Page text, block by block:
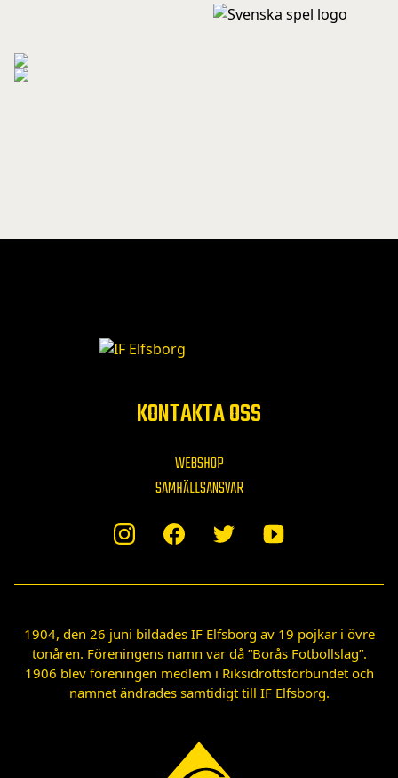
KONTAKTA OSS
WEBSHOP
SAMHÄLLSANSVAR
1904, den 26 juni bildades IF Elfsborg av 19 pojkar i övre
tonåren. Föreningens namn var då ”Borås Fotbollslag”.
1906 blev föreningen medlem i Riksidrottsförbundet och
namnet ändrades samtidigt till IF Elfsborg.